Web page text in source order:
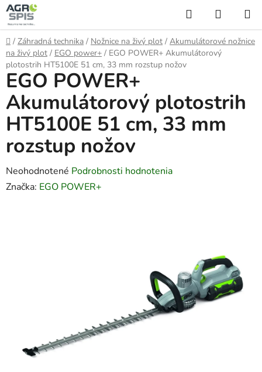
Prejsť
na
obsah
Hľadať
KOŠÍK
Domov
/ Záhradná technika / Nožnice na živý plot / Akumulátorové nožnice
na živý plot / EGO power+ / EGO POWER+ Akumulátorový
plotostrih HT5100E 51 cm, 33 mm rozstup nožov
EGO POWER+
Akumulátorový plotostrih
HT5100E 51 cm, 33 mm
rozstup nožov
Priemerné
hodnotenie
Neohodnotené Podrobnosti hodnotenia
Značka: EGO POWER+